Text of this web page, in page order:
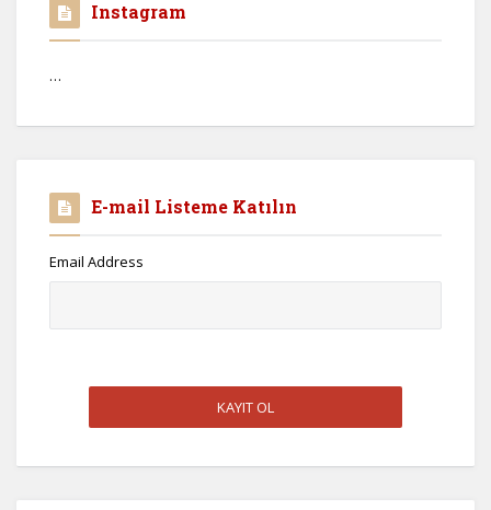
Instagram
…
E-mail Listeme Katılın
Email Address